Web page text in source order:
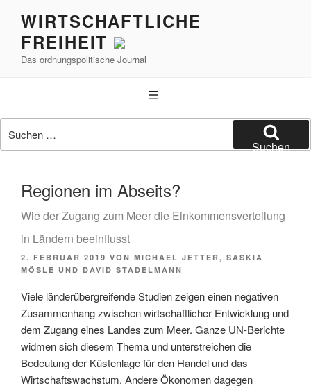
Inhalt
springen
WIRTSCHAFTLICHE
FREIHEIT
Das ordnungspolitische Journal
nach:
Suchen
Regionen im Abseits?
Wie der Zugang zum Meer die Einkommensverteilung
in Ländern beeinflusst
VERÖFFENTLICHT
AM
2. FEBRUAR 2019 VON MICHAEL JETTER, SASKIA
MÖSLE UND DAVID STADELMANN
Viele länderübergreifende Studien zeigen einen negativen
Zusammenhang zwischen wirtschaftlicher Entwicklung und
dem Zugang eines Landes zum Meer. Ganze UN-Berichte
widmen sich diesem Thema und unterstreichen die
Bedeutung der Küstenlage für den Handel und das
Wirtschaftswachstum. Andere Ökonomen dagegen